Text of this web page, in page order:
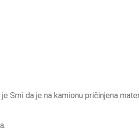
Srni da je na kamionu pričinjena